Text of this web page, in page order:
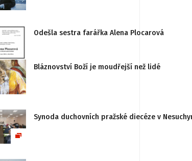
Odešla sestra farářka Alena Plocarová
Bláznovství Boží je moudřejší než lidé
Synoda duchovních pražské diecéze v